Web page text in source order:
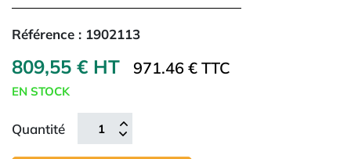
Référence : 1902113
809,55 € HT 971.46 € TTC
EN STOCK
Quantité